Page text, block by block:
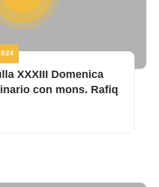
XXXIII Domenica
con mons. Rafiq